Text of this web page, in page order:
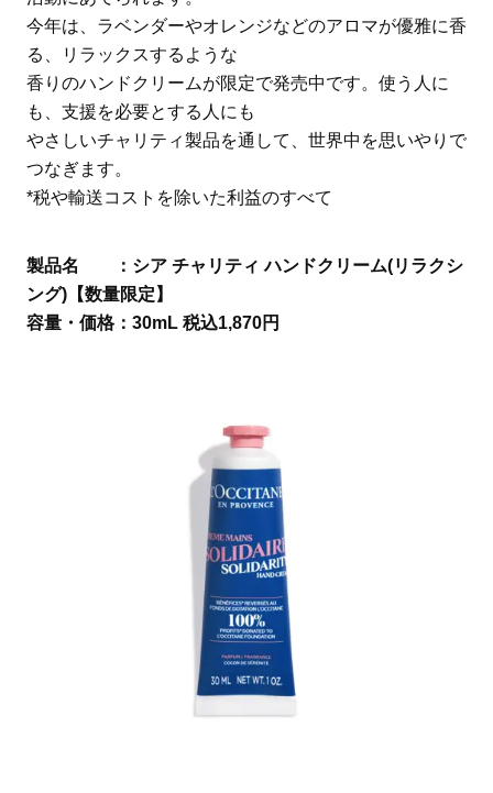
今年は、ラベンダーやオレンジなどのアロマが優雅に香
る、リラックスするような
香りのハンドクリームが限定で発売中です。使う人に
も、支援を必要とする人にも
やさしいチャリティ製品を通して、世界中を思いやりで
つなぎます。
*税や輸送コストを除いた利益のすべて
製品名 ：シア チャリティ ハンドクリーム(リラクシ
ング)【数量限定】
容量・価格：30mL 税込1,870円